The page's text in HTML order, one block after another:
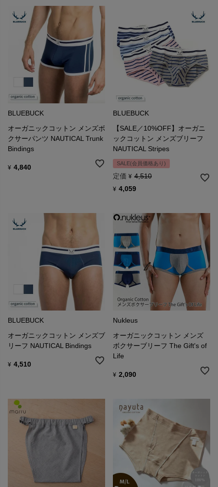
BLUEBUCK
オーガニックコットン メンズボ
クサーパンツ NAUTICAL Trunk
Bindings
¥ 4,840
BLUEBUCK
【SALE／10%OFF】オーガニ
ックコットン メンズブリーフ
NAUTICAL Stripes
SALE(会員価格あり)
定価 ¥ 4,510
¥ 4,059
BLUEBUCK
オーガニックコットン メンズブ
リーフ NAUTICAL Bindings
¥ 4,510
Nukleus
オーガニックコットン メンズ
ボクサーブリーフ The Gift's of
Life
¥ 2,090